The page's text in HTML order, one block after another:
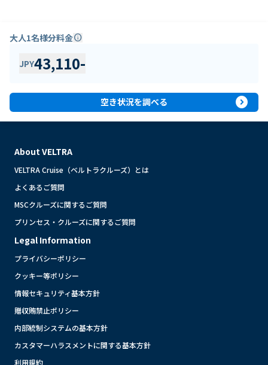
大人1名様分料金info
JPY43,110-
空き状況を調べる expand_circle_right
About VELTRA
VELTRA Cruise（ベルトラクルーズ）とは
よくあるご質問
MSCクルーズに関するご質問
プリンセス・クルーズに関するご質問
Legal Information
プライバシーポリシー
クッキー等ポリシー
情報セキュリティ基本方針
贈収賄禁止ポリシー
内部統制システムの基本方針
カスタマーハラスメントに関する基本方針
利用規約